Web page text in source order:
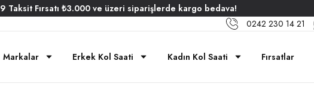
9 Taksit Fırsatı ₺3.000 ve üzeri siparişlerde kargo bedava!
0242 230 14 21
Markalar Erkek Kol Saati Kadın Kol Saati Fırsatlar